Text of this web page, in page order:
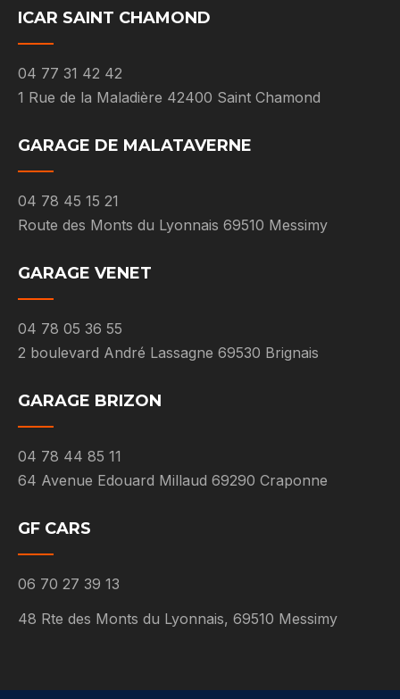
ICAR SAINT CHAMOND
04 77 31 42 42
1 Rue de la Maladière 42400 Saint Chamond
GARAGE DE MALATAVERNE
04 78 45 15 21
Route des Monts du Lyonnais 69510 Messimy
GARAGE VENET
04 78 05 36 55
2 boulevard André Lassagne 69530 Brignais
GARAGE BRIZON
04 78 44 85 11
64 Avenue Edouard Millaud 69290 Craponne
GF CARS
06 70 27 39 13
48 Rte des Monts du Lyonnais, 69510 Messimy